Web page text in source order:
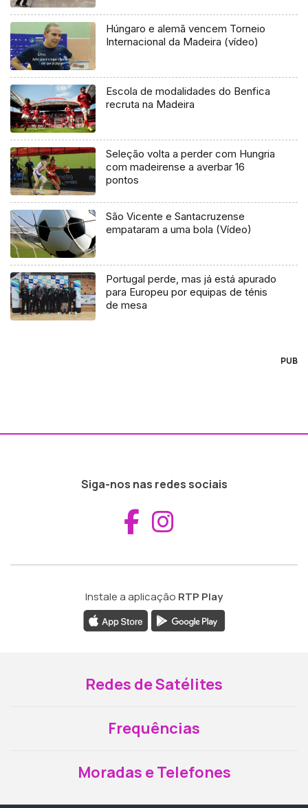
Húngaro e alemã vencem Torneio
Internacional da Madeira (vídeo)
Escola de modalidades do Benfica
recruta na Madeira
Seleção volta a perder com Hungria
com madeirense a averbar 16
pontos
São Vicente e Santacruzense
empataram a uma bola (Vídeo)
Portugal perde, mas já está apurado
para Europeu por equipas de ténis
de mesa
PUB
Siga-nos nas redes sociais
Aceder ao
Instale a aplicação RTP Play
Redes de Satélites
Frequências
Moradas e Telefones